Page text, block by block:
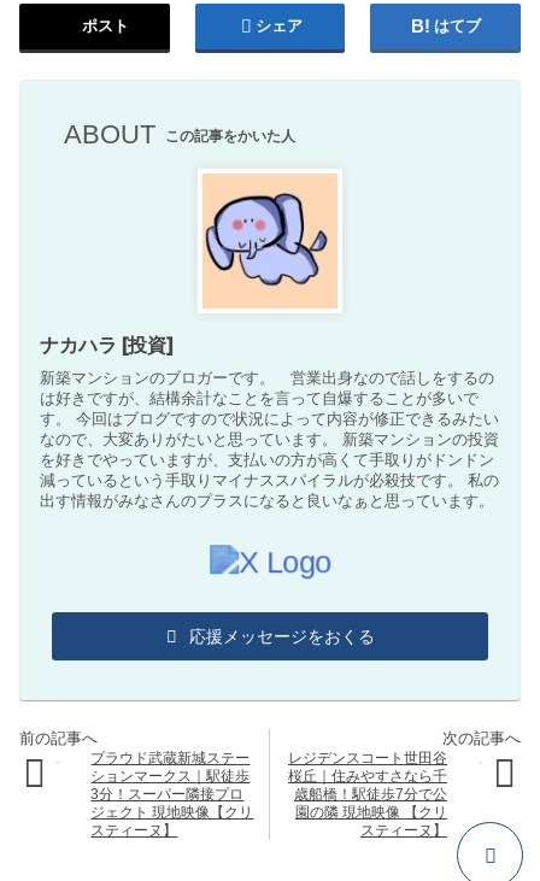
ポスト シェア はてブ
ABOUT この記事をかいた人
ナカハラ [投資]
新築マンションのブロガーです。 営業出身なので話しをするの
は好きですが、結構余計なことを言って自爆することが多いで
す。 今回はブログですので状況によって内容が修正できるみたい
なので、大変ありがたいと思っています。 新築マンションの投資
を好きでやっていますが、支払いの方が高くて手取りがドンドン
減っているという手取りマイナススパイラルが必殺技です。 私の
出す情報がみなさんのプラスになると良いなぁと思っています。
応援メッセージをおくる
プラウド武蔵新城ステー
ションマークス｜駅徒歩
3分！スーパー隣接プロ
ジェクト 現地映像【クリ
スティーヌ】
レジデンスコート世田谷
桜丘｜住みやすさなら千
歳船橋！駅徒歩7分で公
園の隣 現地映像 【クリ
スティーヌ】